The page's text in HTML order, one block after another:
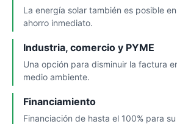
La energía solar también es posible
ahorro inmediato.
Industria, comercio y PYME
Una opción para disminuir la factura
medio ambiente.
Financiamiento
Financiación de hasta el 100% para